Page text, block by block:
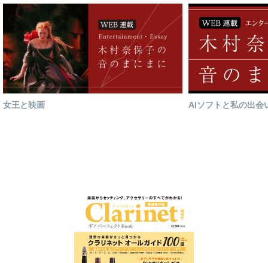
女王と映画 AIソフトと私の出会